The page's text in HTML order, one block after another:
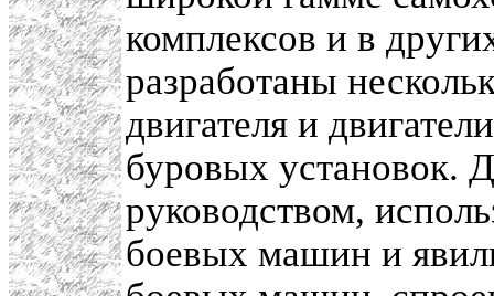
комплексов и в
разработаны
двигателя и
буровых установок.
руководством,
боевых машин и